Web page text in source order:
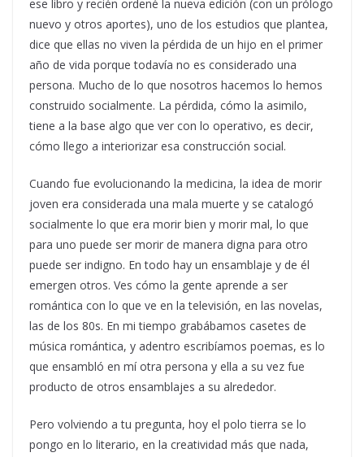
ese libro y recién ordené la nueva edición (con un prólogo
nuevo y otros aportes), uno de los estudios que plantea,
dice que ellas no viven la pérdida de un hijo en el primer
año de vida porque todavía no es considerado una
persona. Mucho de lo que nosotros hacemos lo hemos
construido socialmente. La pérdida, cómo la asimilo,
tiene a la base algo que ver con lo operativo, es decir,
cómo llego a interiorizar esa construcción social.
Cuando fue evolucionando la medicina, la idea de morir
joven era considerada una mala muerte y se catalogó
socialmente lo que era morir bien y morir mal, lo que
para uno puede ser morir de manera digna para otro
puede ser indigno. En todo hay un ensamblaje y de él
emergen otros. Ves cómo la gente aprende a ser
romántica con lo que ve en la televisión, en las novelas,
las de los 80s. En mi tiempo grabábamos casetes de
música romántica, y adentro escribíamos poemas, es lo
que ensambló en mí otra persona y ella a su vez fue
producto de otros ensamblajes a su alrededor.
Pero volviendo a tu pregunta, hoy el polo tierra se lo
pongo en lo literario, en la creatividad más que nada,